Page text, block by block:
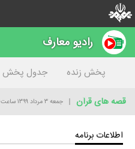
رادیو معارف
پخش زنده جدول پخش
قصه های قرآن
جمعه ۳ مرداد ۱۳۹۹ ساعت ۰۹:۰۰
اطلاعات برنامه